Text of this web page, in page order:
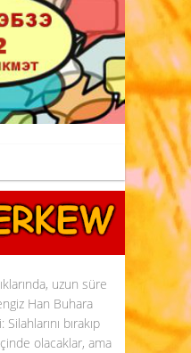
uzun süre
Han Buhara
bırakıp
olacaklar, ama